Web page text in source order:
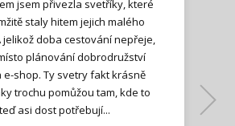
jsem přivezla svetříky, které
staly hitem jejich malého
jelikož doba cestování nepřeje,
plánování dobrodružství
e-shop. Ty svetry fakt krásně
trochu pomůžou tam, kde to
teď asi dost potřebují...
Jana T.
Ilona M.
Lenka K.
Nadšená zpráva
Lenka K.